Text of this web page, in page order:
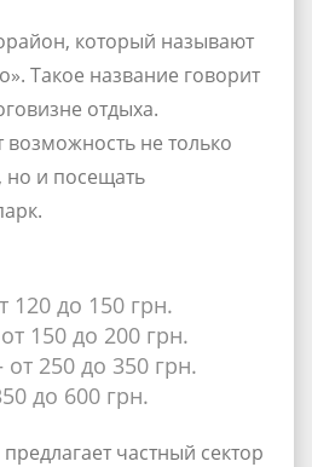
который называют
Такое название говорит
отдыха.
не только
но и посещать
120 до 150 грн.
150 до 200 грн.
250 до 350 грн.
до 600 грн.
частный сектор